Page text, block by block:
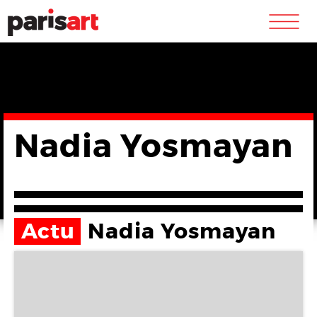
m
Nadia Yosmayan
Actu Nadia Yosmayan